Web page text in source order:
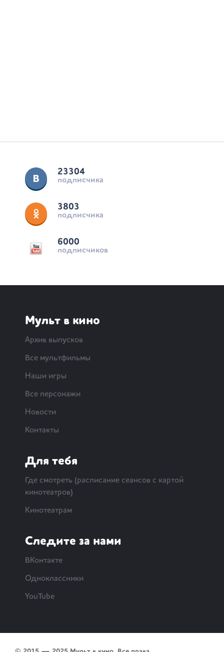
23304
подписчика
3803
подписчика
6000
подписчиков
Мульт в кино
Архив выпусков
Все мультфильмы
Наши игры
Все персонажи
Новости
Контакты
Для тебя
Где смотреть (расписание сеансов с картой
кинотеатров)
Кинотеатрам
Следите за нами
ВКонтакте
Одноклассники
YouTube